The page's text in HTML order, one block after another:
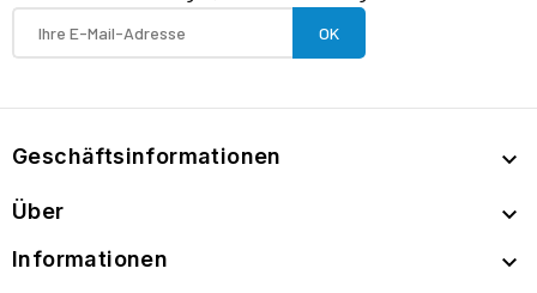
Geschäftsinformationen 
Über 
Informationen 